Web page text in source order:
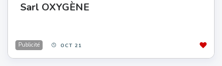
Sarl OXYGÈNE
Publicité OCT 21